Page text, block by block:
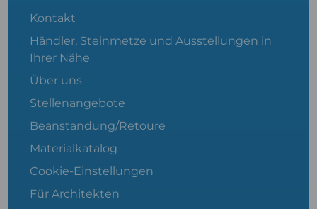
Kontakt
Händler, Steinmetze und Ausstellungen in
Ihrer Nähe
Über uns
Stellenangebote
Beanstandung/Retoure
Materialkatalog
Cookie-Einstellungen
Für Architekten